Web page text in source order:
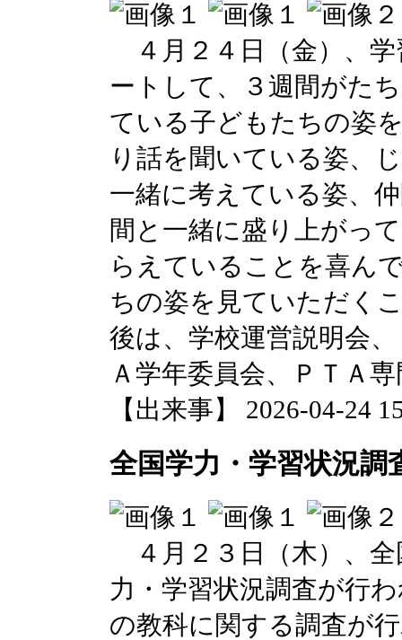
４月２４日（金）、
ートして、３週間がた
ている子どもたちの姿
り話を聞いている姿、
一緒に考えている姿、
間と一緒に盛り上がっ
らえていることを喜ん
ちの姿を見ていただく
後は、学校運営説明会
Ａ学年委員会、ＰＴＡ
【出来事】 2026-04-24
全国学力・学習状況調
４月２３日（木）、全
力・学習状況調査が行
の教科に関する調査が